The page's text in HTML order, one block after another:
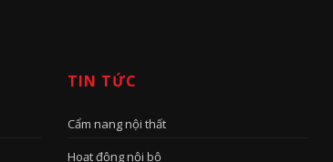
TIN TỨC
Cẩm nang nội thất
Hoạt động nội bộ